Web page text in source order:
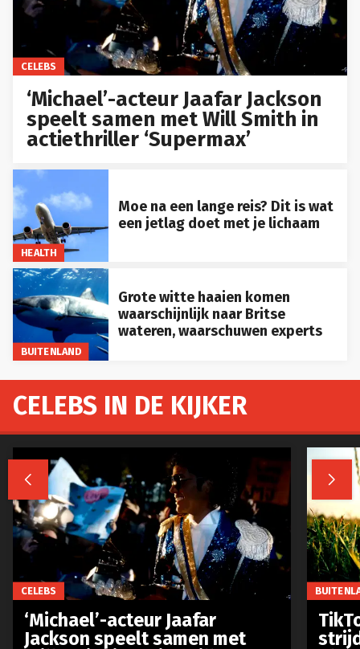
CELEBS
‘Michael’-acteur Jaafar Jackson
speelt samen met Will Smith in
actiethriller ‘Supermax’
HEALTH
Moe na een lange reis? Dit is wat
een jetlag doet met je lichaam
BUITENLAND
Grote witte haaien komen
waarschijnlijk naar Britse
wateren, waarschuwen experts
CELEBS IN DE KIJKER
 
CELEBS
‘Michael’-acteur Jaafar
Jackson speelt samen met